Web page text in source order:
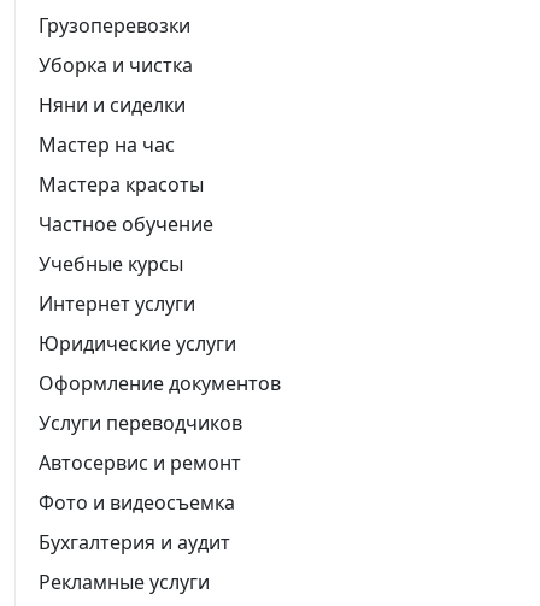
Грузоперевозки
Уборка и чистка
Няни и сиделки
Мастер на час
Мастера красоты
Частное обучение
Учебные курсы
Интернет услуги
Юридические услуги
Оформление документов
Услуги переводчиков
Автосервис и ремонт
Фото и видеосъемка
Бухгалтерия и аудит
Рекламные услуги